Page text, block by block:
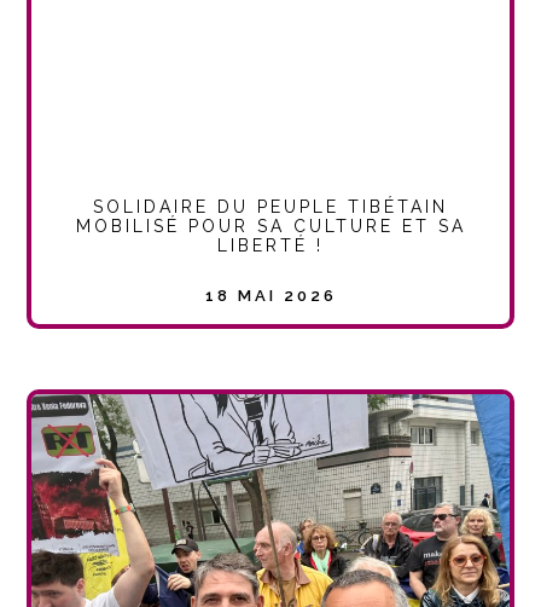
SOLIDAIRE DU PEUPLE TIBÉTAIN
MOBILISÉ POUR SA CULTURE ET SA
LIBERTÉ !
18 MAI 2026